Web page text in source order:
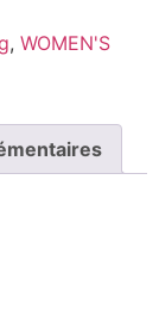
, WOMEN'S